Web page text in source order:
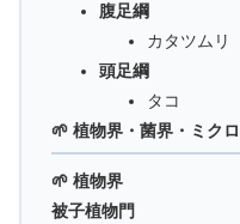
腹足綱
カタツムリ
頭足綱
タコ
🌱 植物界・菌界・ミクロ
🌱 植物界
被子植物門